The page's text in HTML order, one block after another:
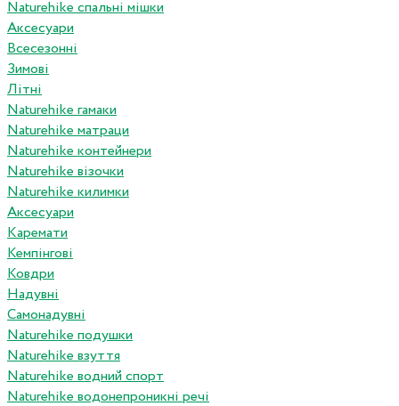
Naturehike спальні мішки
Аксесуари
Всесезонні
Зимові
Літні
Naturehike гамаки
Naturehike матраци
Naturehike контейнери
Naturehike візочки
Naturehike килимки
Аксесуари
Каремати
Кемпінгові
Ковдри
Надувні
Самонадувні
Naturehike подушки
Naturehike взуття
Naturehike водний спорт
Naturehike водонепроникні речі